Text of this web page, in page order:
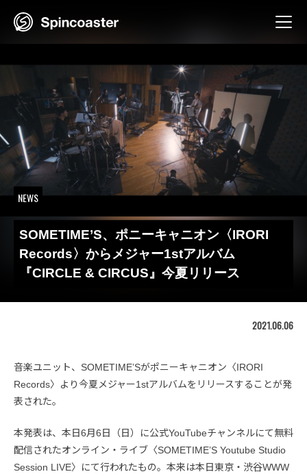
NEWS
SOMETIME’S、ポニーキャニオン〈IRORI
Records〉からメジャー1stアルバム
『CIRCLE & CIRCUS』今夏リリース
2021.06.06
音楽ユニット、SOMETIME’Sがポニーキャニオン〈IRORI
Records〉より今夏メジャー1stアルバムをリリースすることが発
表された。
本発表は、本日6月6日（日）に公式YouTubeチャンネルにて無料
配信されたオンライン・ライブ〈SOMETIME’S Youtube Studio
Session LIVE〉にて行われたもの。本来は本日東京・渋谷WWW